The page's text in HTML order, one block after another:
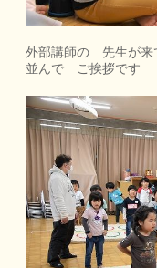
外部講師の 先生が来
並んで ご挨拶です